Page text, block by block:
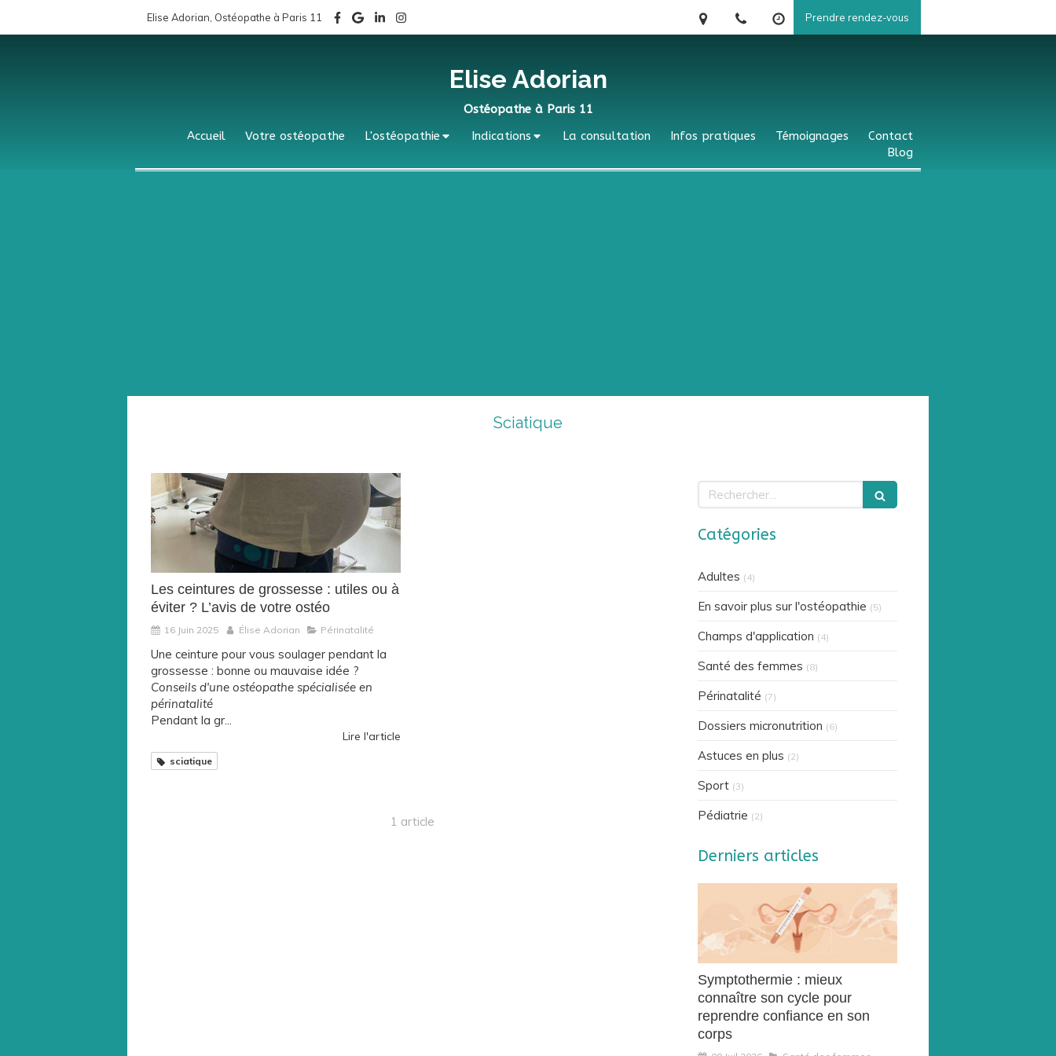
Elise Adorian, Ostéopathe à Paris 11 Prendre rendez-vous
Elise Adorian
Ostéopathe à Paris 11
Accueil
Votre ostéopathe L'ostéopathie Indications La consultation Infos pratiques Témoignages
Contact
Blog
Sciatique
Les ceintures de grossesse : utiles ou à
éviter ? L’avis de votre ostéo
16 Juin 2025 Élise Adorian Périnatalité
Une ceinture pour vous soulager pendant la
grossesse : bonne ou mauvaise idée ?
Conseils d'une ostéopathe spécialisée en
périnatalité
Pendant la gr...
Lire l'article
sciatique
1 article
Rechercher
Catégories
Adultes (4)
En savoir plus sur l'ostéopathie (5)
Champs d'application (4)
Santé des femmes (8)
Périnatalité (7)
Dossiers micronutrition (6)
Astuces en plus (2)
Sport (3)
Pédiatrie (2)
Derniers articles
Symptothermie : mieux
connaître son cycle pour
reprendre confiance en son
corps